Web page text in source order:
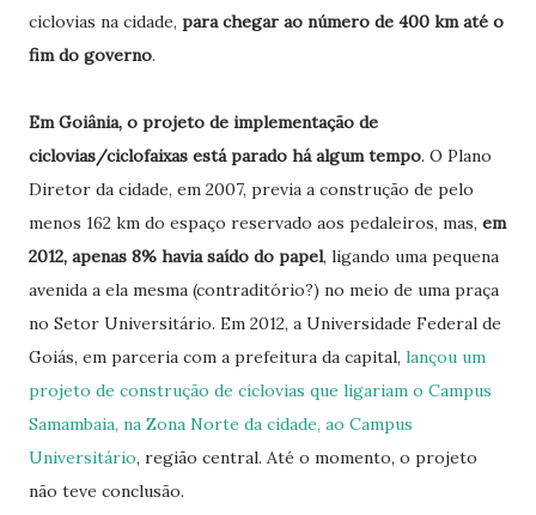
ciclovias na cidade, para chegar ao número de 400 km até o
fim do governo.
Em Goiânia, o projeto de implementação de
ciclovias/ciclofaixas está parado há algum tempo. O Plano
Diretor da cidade, em 2007, previa a construção de pelo
menos 162 km do espaço reservado aos pedaleiros, mas, em
2012, apenas 8% havia saído do papel, ligando uma pequena
avenida a ela mesma (contraditório?) no meio de uma praça
no Setor Universitário. Em 2012, a Universidade Federal de
Goiás, em parceria com a prefeitura da capital, lançou um
projeto de construção de ciclovias que ligariam o Campus
Samambaia, na Zona Norte da cidade, ao Campus
Universitário, região central. Até o momento, o projeto
não teve conclusão.